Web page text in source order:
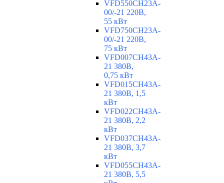
VFD550CH23A-
00/-21 220В,
55 кВт
VFD750CH23A-
00/-21 220В,
75 кВт
VFD007CH43A-
21 380В,
0,75 кВт
VFD015CH43A-
21 380В, 1,5
кВт
VFD022CH43A-
21 380В, 2,2
кВт
VFD037CH43A-
21 380В, 3,7
кВт
VFD055CH43A-
21 380В, 5,5